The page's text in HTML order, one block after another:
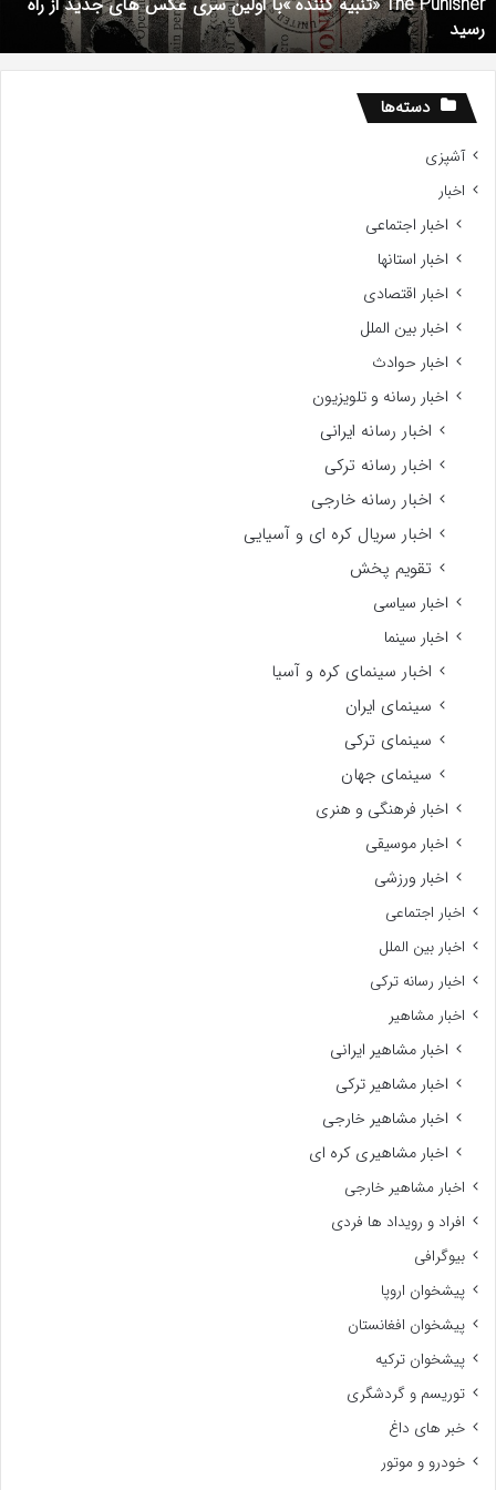
های
جدید
از
راه
رسید
رسید
دسته‌ها
آشپزی
اخبار
اخبار اجتماعی
اخبار استانها
اخبار اقتصادی
اخبار بین الملل
اخبار حوادث
اخبار رسانه و تلویزیون
اخبار رسانه ایرانی
اخبار رسانه ترکی
اخبار رسانه خارجی
اخبار سریال کره ای و آسیایی
تقویم پخش
اخبار سیاسی
اخبار سینما
اخبار سینمای کره و آسیا
سینمای ایران
سینمای ترکی
سینمای جهان
اخبار فرهنگی و هنری
اخبار موسیقی
اخبار ورزشی
اخبار اجتماعی
اخبار بین الملل
اخبار رسانه ترکی
اخبار مشاهیر
اخبار مشاهیر ایرانی
اخبار مشاهیر ترکی
اخبار مشاهیر خارجی
اخبار مشاهیری کره ای
اخبار مشاهیر خارجی
افراد و رویداد ها فردی
بیوگرافی
پیشخوان اروپا
پیشخوان افغانستان
پیشخوان ترکیه
توریسم و گردشگری
خبر های داغ
خودرو و موتور